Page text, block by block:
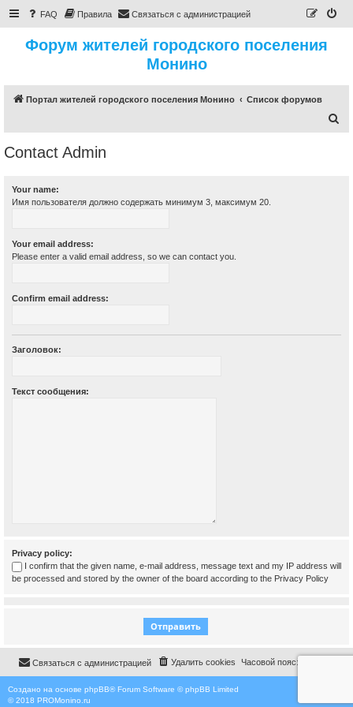
FAQ Правила Связаться с администрацией
Форум жителей городского поселения
Монино
Портал жителей городского поселения Монино
Список форумов
Contact Admin
Your name:
Имя пользователя должно содержать минимум 3, максимум 20.
Your email address:
Please enter a valid email address, so we can contact you.
Confirm email address:
Заголовок:
Текст сообщения:
Privacy policy:
I confirm that the given name, e-mail address, message text and my IP address will
be processed and stored by the owner of the board according to the Privacy Policy
Часовой пояс:
Удалить cookies
Связаться с администрацией
Создано на основе phpBB® Forum Software © phpBB Limited
© 2018 PROMonino.ru